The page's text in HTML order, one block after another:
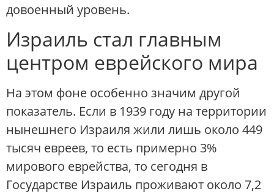
довоенный уровень.
Израиль стал главным
центром еврейского мира
На этом фоне особенно значим другой
показатель. Если в 1939 году на территории
нынешнего Израиля жили лишь около 449
тысяч евреев, то есть примерно 3%
мирового еврейства, то сегодня в
Государстве Израиль проживают около 7,2